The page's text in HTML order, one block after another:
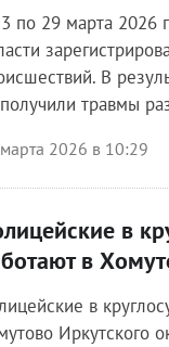
по 29 марта 2026
В
травмы
2026 в 10:29
в
в
в
Иркутского